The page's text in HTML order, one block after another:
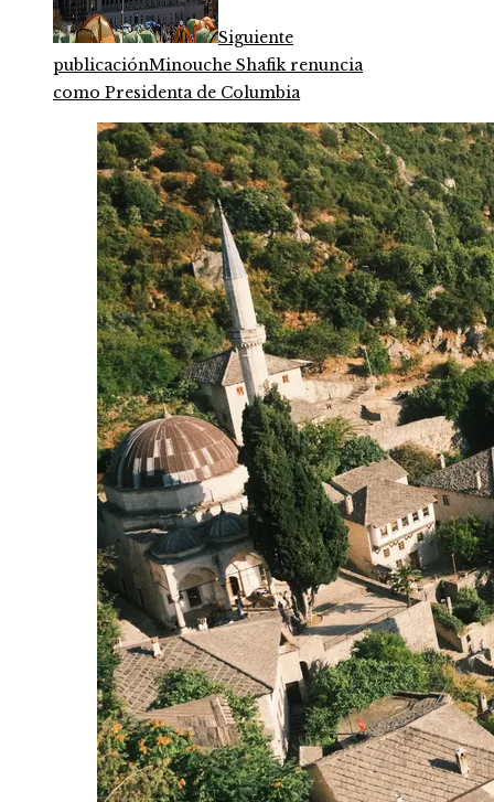
Siguiente
publicaciónMinouche Shafik renuncia
como Presidenta de Columbia